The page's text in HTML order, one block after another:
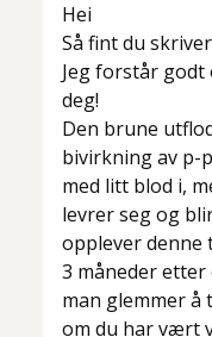
Hei
Så fint du
Jeg forstår
deg!
Den brune
bivirkning av p-
med litt blod i,
levrer seg og
opplever denne
3 måneder
man glemmer å
om du har vært